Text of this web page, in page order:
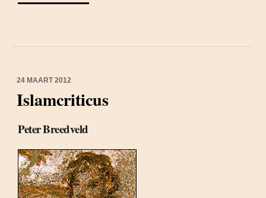
24 MAART 2012
Islamcriticus
Peter Breedveld